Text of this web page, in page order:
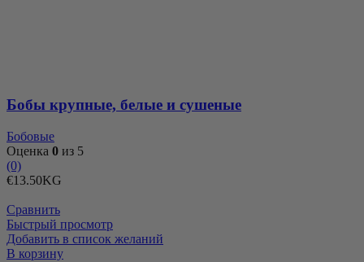
Бобы крупные, белые и сушеные
Бобовые
Оценка 0 из 5
(0)
€13.50KG
Сравнить
Быстрый просмотр
Добавить в список желаний
Количество
В корзину